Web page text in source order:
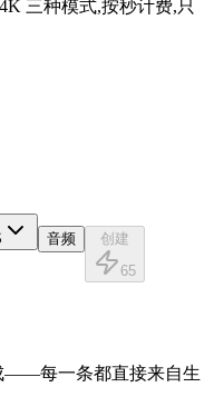
三种模式,按秒计费,只
音频
创建
65
——每一条都直接来自生